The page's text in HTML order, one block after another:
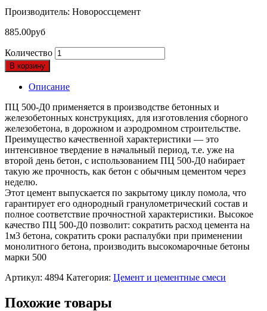
Производитель: Новороссцемент
885.00руб
Количество
В корзину
Описание
ПЦ 500-Д0 применяется в производстве бетонных и
железобетонных конструкциях, для изготовления сборного
железобетона, в дорожном и аэродромном строительстве.
Преимущество качественной характеристики — это
интенсивное твердение в начальный период, т.е. уже на
второй день бетон, с использованием ПЦ 500-Д0 набирает
такую же прочность, как бетон с обычным цементом через
неделю.
Этот цемент выпускается по закрытому циклу помола, что
гарантирует его однородный гранулометрический состав и
полное соответствие прочностной характеристики. Высокое
качество ПЦ 500-Д0 позволит: сократить расход цемента на
1м3 бетона, сократить сроки распалубки при применении
монолитного бетона, производить высокомарочные бетоны
марки 500
Артикул: 4894 Категория: Цемент и цементные смеси
Похожие товары